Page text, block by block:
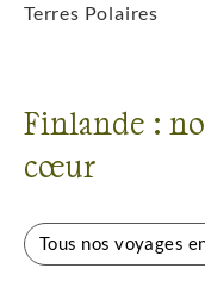
Terres Polaires
Finlande :
cœur
Tous nos voyages